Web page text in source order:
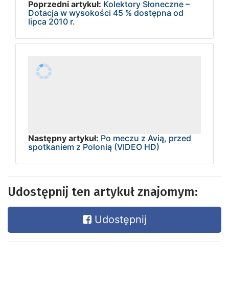
Poprzedni artykuł: Kolektory Słoneczne –
Dotacja w wysokości 45 % dostępna od
lipca 2010 r.
Następny artykuł: Po meczu z Avią, przed
spotkaniem z Polonią (VIDEO HD)
Udostępnij ten artykuł znajomym:
Udostępnij